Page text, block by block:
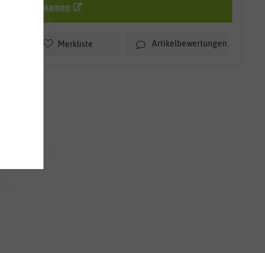
Rasensamen
Merkliste Artikelbewertungen